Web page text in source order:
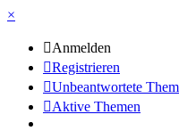
×
Anmelden
Registrieren
Unbeantwortete
Aktive Themen